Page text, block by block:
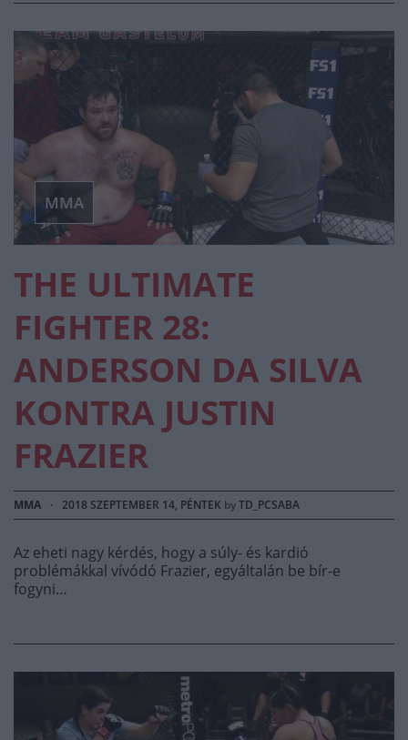
MMA
THE ULTIMATE
FIGHTER 28:
ANDERSON DA SILVA
KONTRA JUSTIN
FRAZIER
MMA · 2018 SZEPTEMBER 14, PÉNTEK byTD_PCSABA
Az eheti nagy kérdés, hogy a súly- és kardió
problémákkal vívódó Frazier, egyáltalán be bír-e
fogyni…